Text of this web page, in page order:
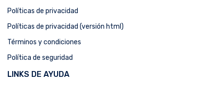
Políticas de privacidad
Políticas de privacidad (versión html)
Términos y condiciones
Política de seguridad
LINKS DE AYUDA